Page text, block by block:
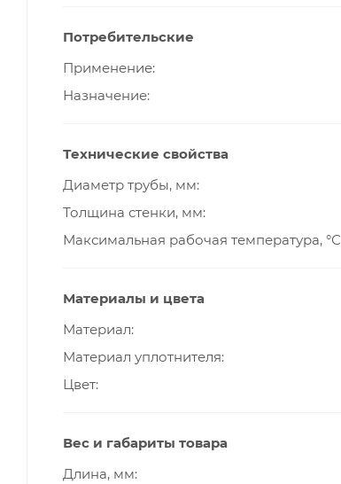
Потребительские
Применение
Назначение
Технические свойства
Диаметр трубы, мм
Толщина стенки, мм
Максимальная рабочая температура, °С
Материалы и цвета
Материал
Материал уплотнителя
Цвет
Вес и габариты товара
Длина, мм